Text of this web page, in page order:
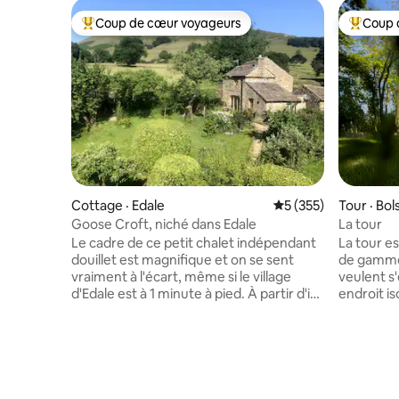
Coup de cœur voyageurs parmi les plus aimés
Coup de cœur voyageurs
Cottage · Edale Note moyenne de 5
5 (355)
Goose Croft, niché dans Edale
Le cadre de ce petit chalet indépendant
douillet est magnifique et on se sent
vraiment à l'écart, même si le village
d'Edale est à 1 minute à pied. À partir d'ici,
Coup
Coup
Tour ·
La tour
La tour
de
veulent
endroit